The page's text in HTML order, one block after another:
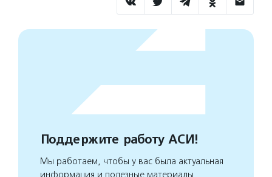
Поддержите работу АСИ!
Мы работаем, чтобы у вас была актуальная
информация и полезные материалы